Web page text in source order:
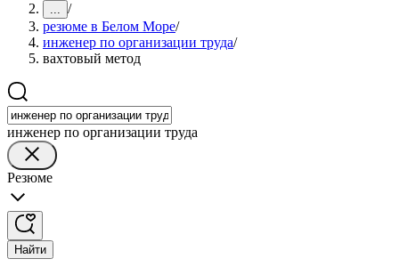
... /
резюме в Белом Море/
инженер по организации труда/
вахтовый метод
инженер по организации труда
Резюме
Найти